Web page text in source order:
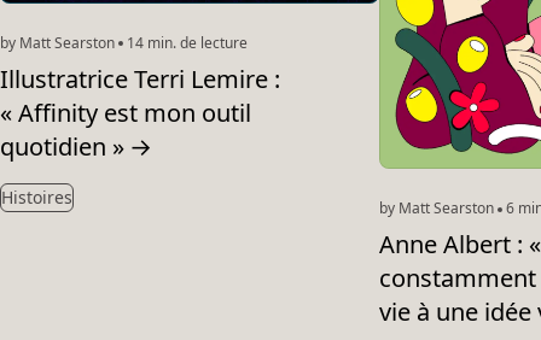
by Matt Searston 14 min. de lecture
Illustratrice Terri Lemire :
« Affinity est mon outil
quotidien » →
Histoires
by Matt Searston 6
Anne Albert :
vie à une